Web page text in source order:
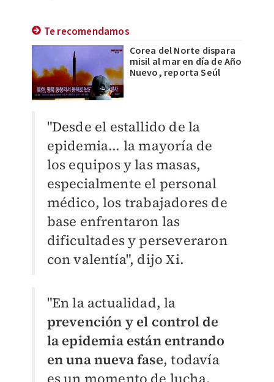
Te recomendamos
Corea del Norte dispara
misil al mar en día de Año
Nuevo, reporta Seúl
"Desde el estallido de la
epidemia... la mayoría de
los equipos y las masas,
especialmente el personal
médico, los trabajadores de
base enfrentaron las
dificultades y perseveraron
con valentía", dijo Xi.
"En la actualidad, la
prevención y el control de
la epidemia están entrando
en una nueva fase, todavía
es un momento de lucha,